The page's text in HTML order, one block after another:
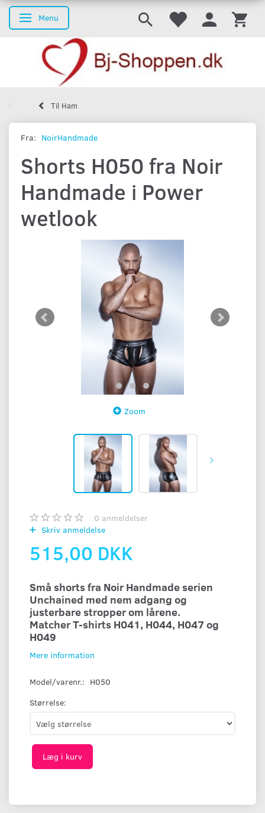
Skifte navigation
Menu
Til Ham
Fra: NoirHandmade
Shorts H050 fra Noir
Handmade i Power
wetlook
Zoom
0 anmeldelser
Skriv anmeldelse
515,00 DKK
Små shorts fra Noir Handmade serien
Unchained med nem adgang og
justerbare stropper om lårene.
Matcher T-shirts H041, H044, H047 og
H049
Mere information
Model/varenr.: H050
Størrelse:
Læg i kurv